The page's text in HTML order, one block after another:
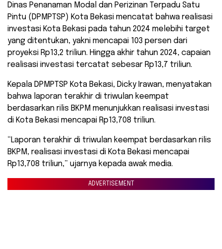
Dinas Penanaman Modal dan Perizinan Terpadu Satu
Pintu (DPMPTSP) Kota Bekasi mencatat bahwa realisasi
investasi Kota Bekasi pada tahun 2024 melebihi target
yang ditentukan, yakni mencapai 103 persen dari
proyeksi Rp13,2 triliun. Hingga akhir tahun 2024, capaian
realisasi investasi tercatat sebesar Rp13,7 triliun.
Kepala DPMPTSP Kota Bekasi, Dicky Irawan, menyatakan
bahwa laporan terakhir di triwulan keempat
berdasarkan rilis BKPM menunjukkan realisasi investasi
di Kota Bekasi mencapai Rp13,708 triliun.
“Laporan terakhir di triwulan keempat berdasarkan rilis
BKPM, realisasi investasi di Kota Bekasi mencapai
Rp13,708 triliun,” ujarnya kepada awak media.
ADVERTISEMENT